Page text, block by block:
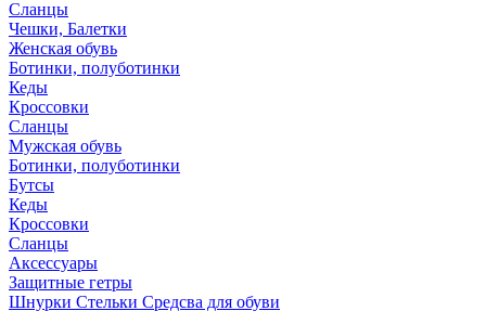
Сланцы
Чешки, Балетки
Женская обувь
Ботинки, полуботинки
Кеды
Кроссовки
Сланцы
Мужская обувь
Ботинки, полуботинки
Бутсы
Кеды
Кроссовки
Сланцы
Аксессуары
Защитные гетры
Шнурки Стельки Средсва для обуви